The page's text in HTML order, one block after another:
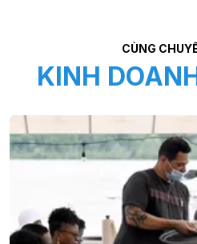
CÙNG
KINH